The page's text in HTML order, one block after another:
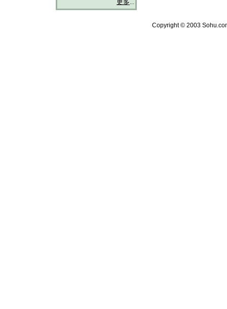
更多...
Copyright © 2003